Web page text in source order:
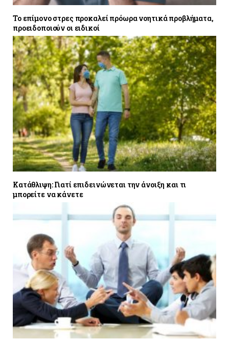
Το επίμονο στρες προκαλεί πρόωρα νοητικά προβλήματα,
προειδοποιούν οι ειδικοί
Κατάθλιψη: Γιατί επιδεινώνεται την άνοιξη και τι
μπορείτε να κάνετε